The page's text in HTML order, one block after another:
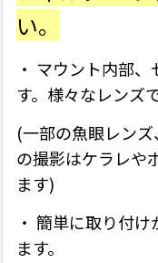
い。
・ マウント内部
す。様々なレンズ
(一部の魚眼レン
の撮影はケラレや
ます)
・ 簡単に取り付
ます。